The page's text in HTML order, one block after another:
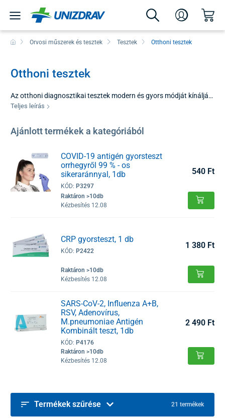
Orvosi műszerek és tesztek Tesztek Otthoni tesztek
Otthoni tesztek
Az otthoni diagnosztikai tesztek modern és gyors módját kínálják
annak, hogy fontos információkat szerezzünk egészségi
laboratóriumba kellene mennünk. Előnyük az időmegtakarítás és
a válaszok azonnali elérhetősége, amikor a legnagyobb szükség
minimálisan invazív mintavételt igényel.
Teljes leírás
Ajánlott termékek a kategóriából
COVID-19 antigén gyorsteszt
orrhegyről 99 % - os
sikeraránnyal, 1db
KÓD: P3297
Raktáron >10db
Kézbesítés 12.08
540 Ft
CRP gyorsteszt, 1 db
KÓD: P2422
Raktáron >10db
Kézbesítés 12.08
1 380 Ft
SARS-CoV-2, Influenza A+B,
RSV, Adenovírus,
M.pneumoniae Antigén
Kombinált teszt, 1db
KÓD: P4176
Raktáron >10db
Kézbesítés 12.08
2 490 Ft
Termékek szűrése 21 termékek